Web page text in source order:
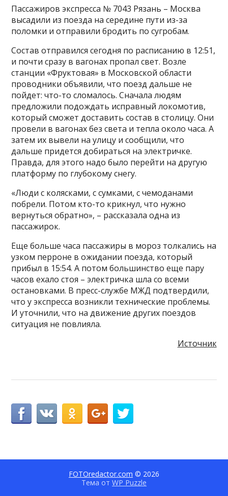
Пассажиров экспресса № 7043 Рязань – Москва
высадили из поезда на середине пути из-за
поломки и отправили бродить по сугробам.
Состав отправился сегодня по расписанию в 12:51,
и почти сразу в вагонах пропал свет. Возле
станции «Фруктовая» в Московской области
проводники объявили, что поезд дальше не
пойдет: что-то сломалось. Сначала людям
предложили подождать исправный локомотив,
который сможет доставить состав в столицу. Они
провели в вагонах без света и тепла около часа. А
затем их вывели на улицу и сообщили, что
дальше придется добираться на электричке.
Правда, для этого надо было перейти на другую
платформу по глубокому снегу.
«Люди с колясками, с сумками, с чемоданами
побрели. Потом кто-то крикнул, что нужно
вернуться обратно», – рассказала одна из
пассажирок.
Еще больше часа пассажиры в мороз толкались на
узком перроне в ожидании поезда, который
прибыл в 15:54. А потом большинство еще пару
часов ехало стоя – электричка шла со всеми
остановками. В пресс-службе МЖД подтвердили,
что у экспресса возникли технические проблемы.
И уточнили, что на движение других поездов
ситуация не повлияла.
Источник
FOTOredactor.com © 2026
Тема от WP Puzzle